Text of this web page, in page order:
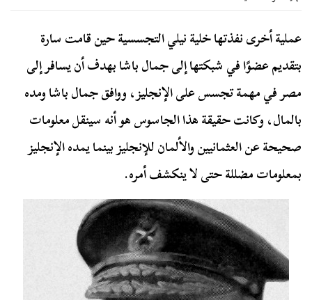
عملية أخرى نفذتها خلية نيلي التجسسية حين قامت سارة
بتقديم عضوًا في شبكتها إلى جمال باشا بهدف أن يسافر إلى
مصر في مهمة تجسس على الإنجليز، ووافق جمال باشا ومده
بالمال، وكانت حقيقة هذا الجاسوس هو أنه سينقل معلومات
صحيحة عن العثمانيين والألمان للإنجليز بينما يمده الإنجليز
بمعلومات مضللة حتى لا ينكشف أمره.